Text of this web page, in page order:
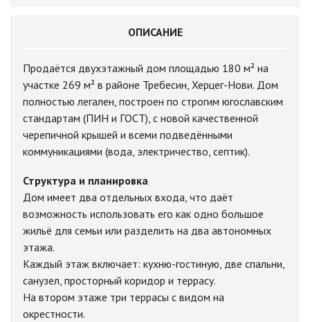
ОПИСАНИЕ
Продаётся двухэтажный дом площадью 180 м² на
участке 269 м² в районе Требесин, Херцег-Нови. Дом
полностью легален, построен по строгим югославским
стандартам (ПИН и ГОСТ), с новой качественной
черепичной крышей и всеми подведёнными
коммуникациями (вода, электричество, септик).
Структура и планировка
Дом имеет два отдельных входа, что даёт
возможность использовать его как одно большое
жильё для семьи или разделить на два автономных
этажа.
Каждый этаж включает: кухню-гостиную, две спальни,
санузел, просторный коридор и террасу.
На втором этаже три террасы с видом на
окрестности.